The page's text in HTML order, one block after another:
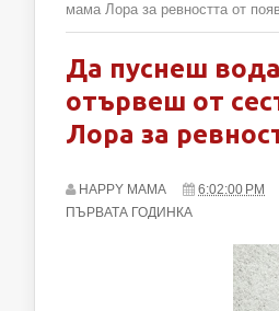
мама Лора за ревността от
Да пуснеш
отървеш от
Лора за
HAPPY MAMA 6:02:00 PM
ПЪРВАТА ГОДИНКА